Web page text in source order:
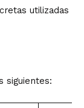
utilizadas
siguientes: